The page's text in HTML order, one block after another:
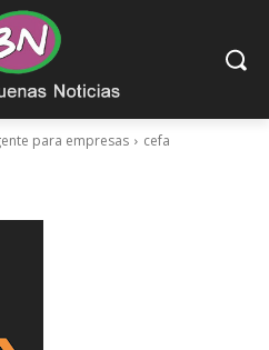
para empresas cefa